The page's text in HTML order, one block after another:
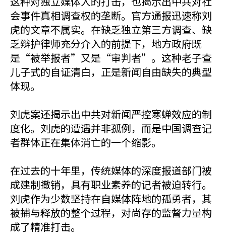
会事件真相调查权的垄断。官方通报迅速称刘
虎的文章不属实。在缺乏独立第三方调查、缺
乏辩护律师充分介入的前提下，地方政府既
是“被举报者”又是“审判者”。这种老子查
儿子式的自证清白，正是新闻自由缺失的典型
体现。
刘虎案还揭示出中共对新闻严控寒蝉效应的制
度化。刘虎的遭遇并非孤例，而是中国调查记
者群体正在集体消亡的一个缩影。
在过去的十年里，传统媒体的深度报道部门被
成建制撤销，具有职业素养的记者被迫转行。
刘虎作为少数坚持在自媒体阵地的孤勇者，其
被捕与释放的整个过程，对尚存的监督力量构
成了精准打击。